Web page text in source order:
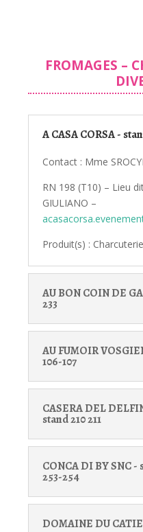
FROMAGES –
A CASA CORSA -
Contact : Mme
RN 198 (T10) – Lieu
GIULIANO –
Produit(s) :
AU BON COIN DE
233
AU FUMOIR
106-107
CASERA DEL
stand 210 211
CONCA DI BY SNC -
253-254
DOMAINE DU